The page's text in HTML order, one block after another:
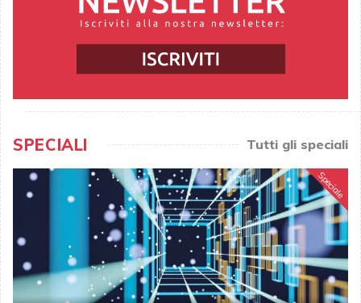
SPECIALI Tutti gli speciali
Speciale